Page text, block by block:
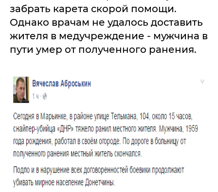
забрать карета скорой помощи.
Однако врачам не удалось доставить
жителя в медучреждение - мужчина в
пути умер от полученного ранения.